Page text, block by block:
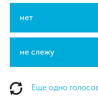
нет
не слежу
Еще одно